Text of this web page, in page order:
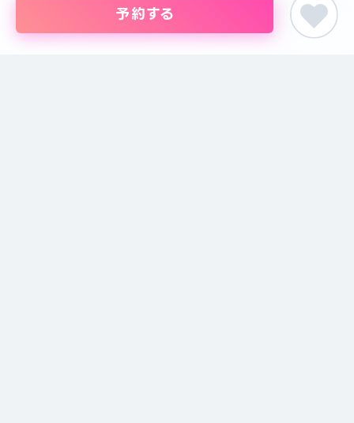
予約する
を掲載しています。創業18年目になるブライダル企業、株式会社ピアリ
ーが運営しているため、安心してサイトをご活用いただけます。